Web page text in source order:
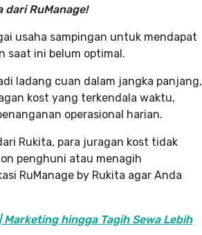
RuManage!
usaha sampingan untuk mendapat
saat ini belum optimal.
ladang cuan dalam jangka panjang,
kost yang terkendala waktu,
operasional harian.
Rukita, para juragan kost tidak
penghuni atau menagih
RuManage by Rukita agar Anda
hingga Tagih Sewa Lebih